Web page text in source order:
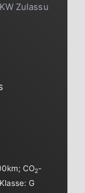
Zulassu
;CO2-
G